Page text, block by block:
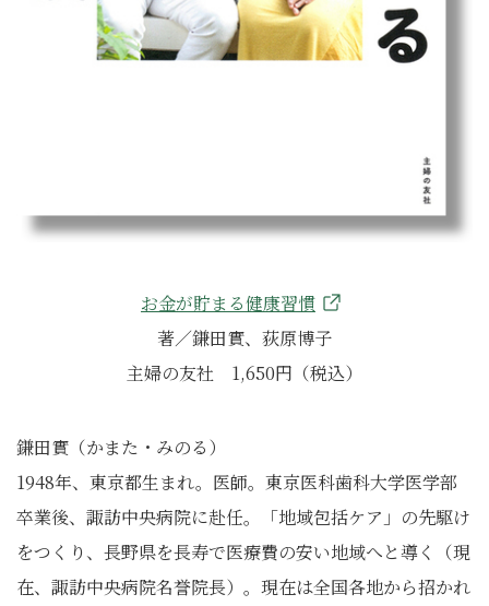
お金が貯まる健康習慣
著／鎌田實、荻原博子
主婦の友社 1,650円（税込）
鎌田實（かまた・みのる）
1948年、東京都生まれ。医師。東京医科歯科大学医学部
卒業後、諏訪中央病院に赴任。「地域包括ケア」の先駆け
をつくり、長野県を長寿で医療費の安い地域へと導く（現
在、諏訪中央病院名誉院長）。現在は全国各地から招かれ